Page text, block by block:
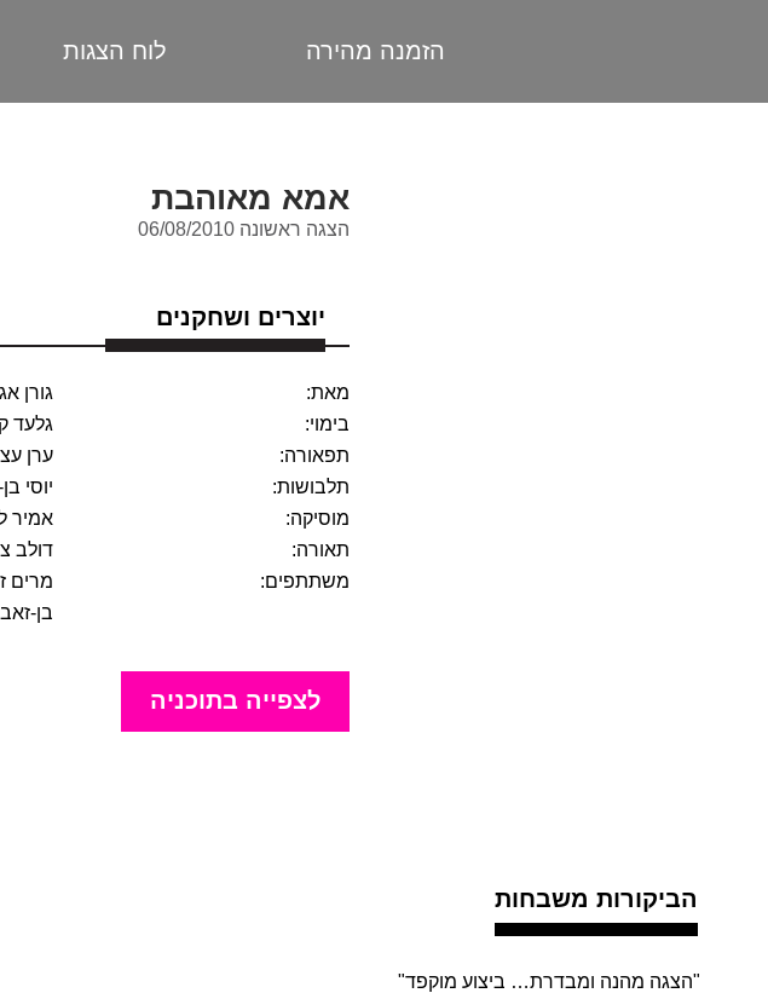
הזמנה מהירה לוח הצגות
אמא מאוהבת
הצגה ראשונה 06/08/2010
יוצרים ושחקנים
מאת:
גורן
בימוי:
גלעד
תפאורה:
ערן
תלבושות:
יוסי
מוסיקה:
אמיר
תאורה:
דולב
משתתפים:
מרים
בן-זאב
לצפייה בתוכניה
הביקורות משבחות
"הצגה מהנה ומבדרת… ביצוע מוקפד"